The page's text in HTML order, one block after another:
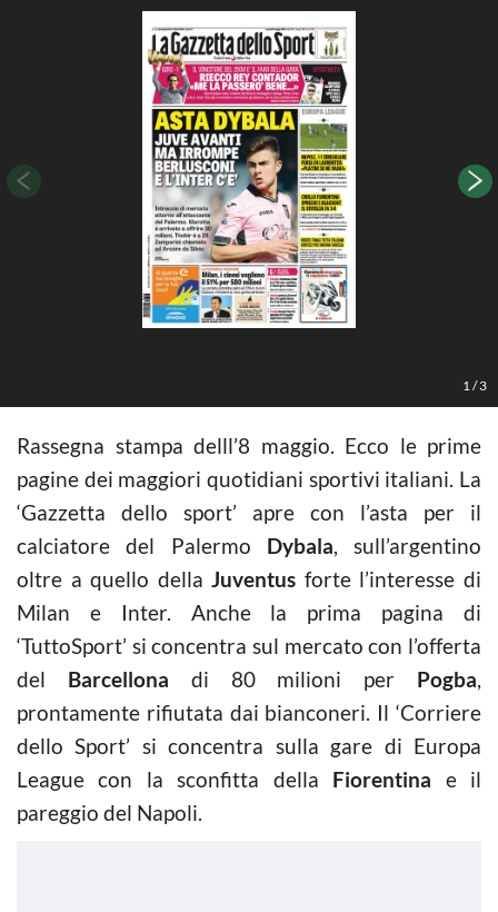
1 /3
Rassegna stampa delll’8 maggio. Ecco le prime
pagine dei maggiori quotidiani sportivi italiani. La
‘Gazzetta dello sport’ apre con l’asta per il
calciatore del Palermo Dybala, sull’argentino
oltre a quello dellaJuventus forte l’interesse di
Milan e Inter. Anche la prima pagina di
‘TuttoSport’ si concentra sul mercato con l’offerta
del Barcellona di 80 milioni per Pogba,
prontamente rifiutata dai bianconeri. Il ‘Corriere
dello Sport’ si concentra sulla gare di Europa
League con la sconfitta della Fiorentina e il
pareggio del Napoli.